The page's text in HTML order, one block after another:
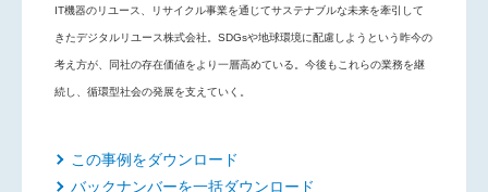
IT機器のリユース、リサイクル事業を通じてサステナブルな未来を牽引して
きたデジタルリユース株式会社。SDGsや地球環境に配慮しようという昨今の
考え方が、同社の存在価値をより一層高めている。今後もこれらの業務を継
続し、循環型社会の発展を支えていく。
この事例をダウンロード
バックナンバーを一括ダウンロード